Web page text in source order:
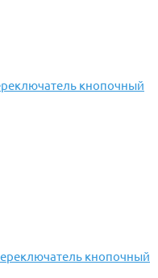
кнопочный
кнопочный